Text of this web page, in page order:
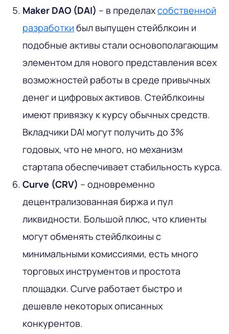
Maker DAO (DAI) – в пределахсобственной
разработки был выпущен стейблкоин и
подобные активы стали основополагающим
элементом для нового представления всех
возможностей работы в среде привычных
денег и цифровых активов. Стейблкоины
имеют привязку к курсу обычных средств.
Вкладчики DAI могут получить до 3%
годовых, что не много, но механизм
стартапа обеспечивает стабильность курса.
Curve (CRV) – одновременно
децентрализованная биржа и пул
ликвидности. Большой плюс, что клиенты
могут обменять стейблкоины с
минимальными комиссиями, есть много
торговых инструментов и простота
площадки. Curve работает быстро и
дешевле некоторых описанных
конкурентов.